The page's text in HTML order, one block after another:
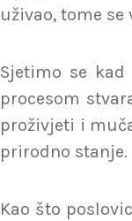
uživao, tome
Sjetimo se
procesom
proživjeti i
prirodno stanje.
Kao što